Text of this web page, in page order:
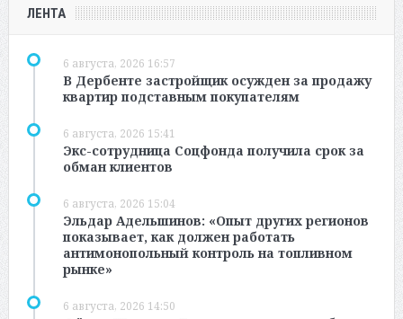
ЛЕНТА
6 августа, 2026 16:57
В Дербенте застройщик осужден за продажу
квартир подставным покупателям
6 августа, 2026 15:41
Экс-сотрудница Соцфонда получила срок за
обман клиентов
6 августа, 2026 15:04
Эльдар Адельшинов: «Опыт других регионов
показывает, как должен работать
антимонопольный контроль на топливном
рынке»
6 августа, 2026 14:50